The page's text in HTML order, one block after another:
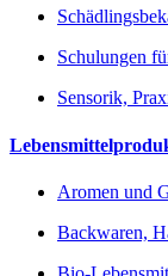
Schulungen
Sensorik,
Aromen und
Backwaren,